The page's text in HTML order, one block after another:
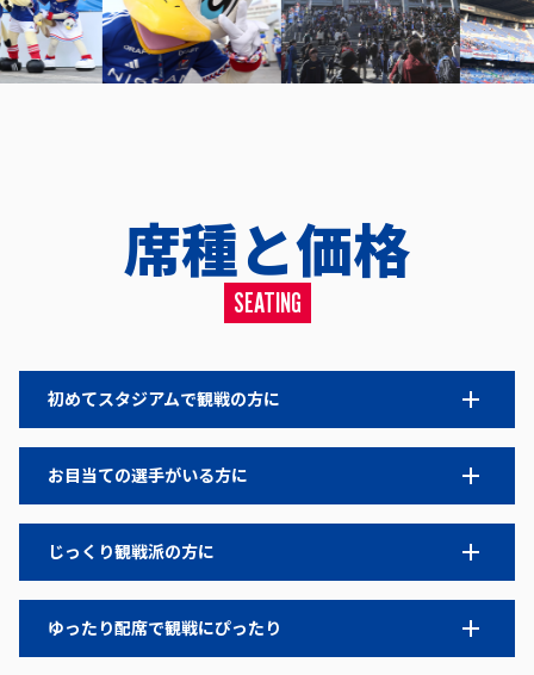
席種と価格
SEATING
初めてスタジアムで観戦の方に
お目当ての選手がいる方に
じっくり観戦派の方に
ゆったり配席で観戦にぴったり